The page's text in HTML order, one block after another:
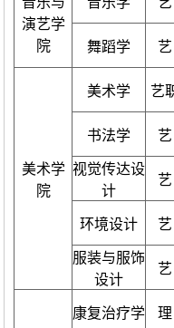
演艺学
院
舞蹈学 艺
美术学
院
美术学 艺
书法学 艺
视觉传达设
计
艺
环境设计 艺
服装与服饰
设计
艺
康复治疗学 理